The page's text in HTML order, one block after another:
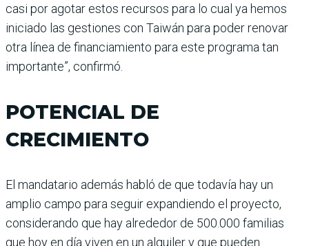
casi por agotar estos recursos para lo cual ya hemos
iniciado las gestiones con Taiwán para poder renovar
otra línea de financiamiento para este programa tan
importante”, confirmó.
POTENCIAL DE
CRECIMIENTO
El mandatario además habló de que todavía hay un
amplio campo para seguir expandiendo el proyecto,
considerando que hay alrededor de 500.000 familias
que hoy en día viven en un alquiler y que pueden